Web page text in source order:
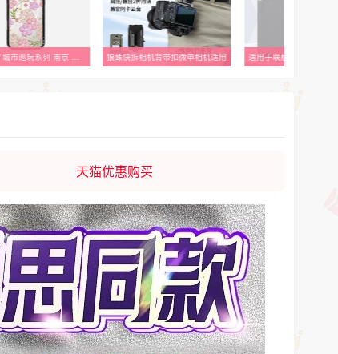
狼蛛快拆相机背带扣微单相机适用 适用于联想小新14外壳
天猫优惠购买